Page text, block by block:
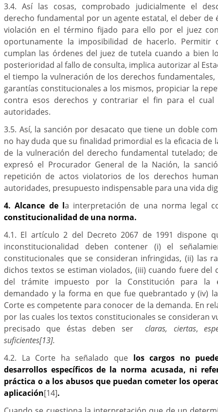
3.4. Así las cosas, comprobado judicialmente el
derecho fundamental por un agente estatal, el deber de
violación en el término fijado para ello por el juez
oportunamente la imposibilidad de hacerlo. Permitir
cumplan las órdenes del juez de tutela cuando a bien
posterioridad al fallo de consulta, implica autorizar al
el tiempo la vulneración de los derechos
garantías constitucionales a los mismos, propiciar la
contra esos derechos y contrariar el fin para el cual
autoridades.
3.5. Así, la sanción por desacato que tiene un doble
no hay duda que su finalidad primordial es la eficacia de
de la vulneración del derecho fundamental tutelado;
expresó el Procurador General de la Nación, la
repetición de actos violatorios de los derechos
autoridades, presupuesto indispensable para una vida
4. Alcance de la interpretación de una norma legal
constitucionalidad de una norma.
4.1. El artículo 2 del Decreto 2067 de 1991 dispone
inconstitucionalidad deben contener (i) el
constitucionales que se consideran infringidas, (ii) las
dichos textos se estiman violados, (iii) cuando fuere del
del trámite impuesto por la Constitución para la
demandado y la forma en que fue quebrantado y (iv)
Corte es competente para conocer de la demanda. En
por las cuales los textos constitucionales se consideran
precisado que éstas deben serclaras, ciertas,
suficientes[13].
4.2. La Corte ha señalado que los cargos no
desarrollos específicos de la norma acusada, ni
práctica o a los abusos que puedan cometer los
aplicación[14].